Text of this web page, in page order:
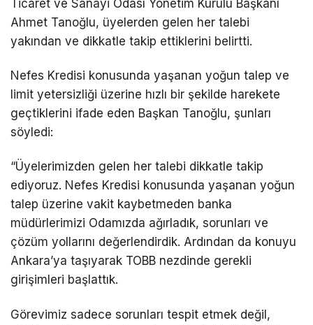
Ticaret ve Sanayi Odası Yönetim Kurulu Başkanı
Ahmet Tanoğlu, üyelerden gelen her talebi
yakından ve dikkatle takip ettiklerini belirtti.
Nefes Kredisi konusunda yaşanan yoğun talep ve
limit yetersizliği üzerine hızlı bir şekilde harekete
geçtiklerini ifade eden Başkan Tanoğlu, şunları
söyledi:
“Üyelerimizden gelen her talebi dikkatle takip
ediyoruz. Nefes Kredisi konusunda yaşanan yoğun
talep üzerine vakit kaybetmeden banka
müdürlerimizi Odamızda ağırladık, sorunları ve
çözüm yollarını değerlendirdik. Ardından da konuyu
Ankara’ya taşıyarak TOBB nezdinde gerekli
girişimleri başlattık.
Görevimiz sadece sorunları tespit etmek değil,